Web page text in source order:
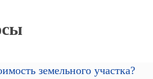
земельного участка?